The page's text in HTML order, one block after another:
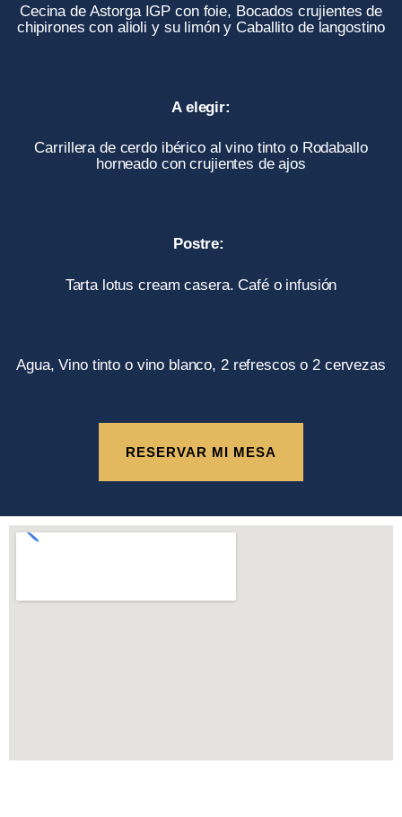
Cecina de Astorga IGP con foie, Bocados crujientes de
chipirones con alioli y su limón y Caballito de langostino
A elegir:
Carrillera de cerdo ibérico al vino tinto o Rodaballo
horneado con crujientes de ajos
Postre:
Tarta lotus cream casera. Café o infusión
Agua, Vino tinto o vino blanco, 2 refrescos o 2 cervezas
RESERVAR MI MESA